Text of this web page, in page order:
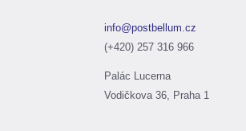
info@postbellum.cz
(+420) 257 316 966
Palác Lucerna
Vodičkova 36, Praha 1